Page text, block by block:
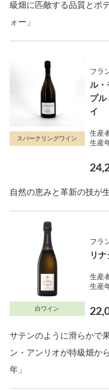
級畑に匹敵する品質とポ
ォー」
スパークリングワイン
フラ
ル・
プル
イ
生産
生産
自然の恵みと革新の技が
白ワイン
フラ
リ
生産
生産
サテンのように滑らかで
ン・アンリオが特級畑か
年」